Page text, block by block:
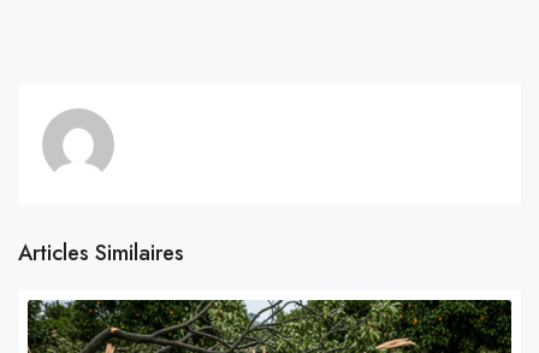
Articles Similaires